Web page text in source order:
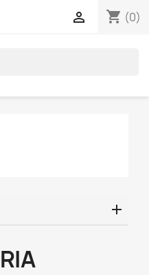
shopping_cart (0)
